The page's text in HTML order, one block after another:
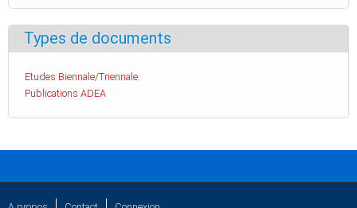
Types de documents
Etudes Biennale/Triennale
Publications ADEA